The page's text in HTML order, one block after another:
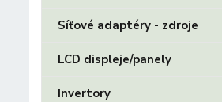
Síťové adaptéry - zdroje
LCD displeje/panely
Invertory